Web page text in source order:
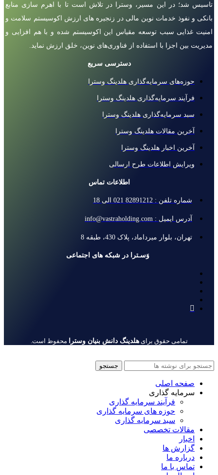
تاسیس شد؛ در این مسیر، وسترا در تلاش است تا با اهرم سازی منابع
بانکی و نفوذ خدمات نوین مالی در زنجیره های ارزش اکوسیستم سلامت و
امنیت غذایی سبب توسعه مقیاس این اکوسیستم شده و با هم افزایی و
مدیریت بین اجزا با استفاده از فناوری‌های نوین، خلق ارزش نماید.
دسترسی سریع
حوزه‌های سرمایه‌گذاری هلدینگ وسترا
فرآیند سرمایه‌گذاری هلدینگ وسترا
سبد سرمایه‌گذاری هلدینگ وسترا
آخرین مقالات هلدینگ وسترا
آخرین اخبار هلدینگ وسترا
ویرایش اطلاعات طرح ارسالی
اطلاعات تماس
شماره تلفن : 82891212 021 الی 18
آدرس ایمیل : info@vastraholding.com
تهران، بلوار میرداماد، پلاک 430، طبقه 8
وَسـترا در شبکه های اجتماعی
تمامی حقوق برایهلدینگ دانش بنیان وسترا محفوظ است.
جستجو
صفحه اصلی
سرمایه گذاری
فرآیند سرمایه گذاری
حوزه های سرمایه گذاری
سبد سرمایه گذاری
مقالات تخصصی
اخبار
گزارش ها
درباره ما
تماس با ما